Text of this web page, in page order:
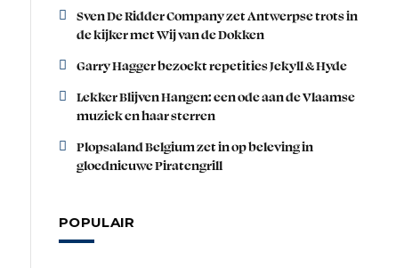
Sven De Ridder Company zet Antwerpse trots in
de kijker met Wij van de Dokken
Garry Hagger bezoekt repetities Jekyll & Hyde
Lekker Blijven Hangen: een ode aan de Vlaamse
muziek en haar sterren
Plopsaland Belgium zet in op beleving in
gloednieuwe Piratengrill
POPULAIR